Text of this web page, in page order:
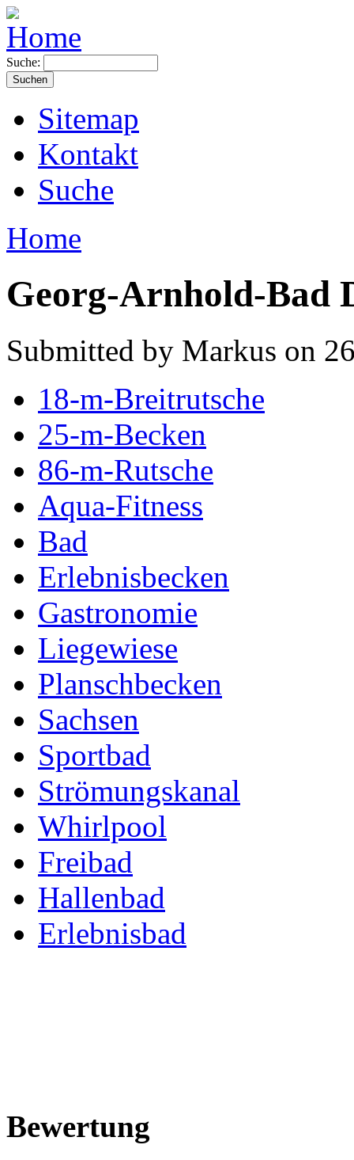
Suche:
Sitemap
Kontakt
Suche
Home
Georg-Arnhold-Bad
Submitted by Markus on
18-m-Breitrutsche
25-m-Becken
86-m-Rutsche
Aqua-Fitness
Bad
Erlebnisbecken
Gastronomie
Liegewiese
Planschbecken
Sachsen
Sportbad
Strömungskanal
Whirlpool
Freibad
Hallenbad
Erlebnisbad
Bewertung